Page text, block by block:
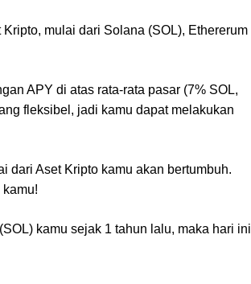
mulai dari Solana (SOL), Ethererum
APY di atas rata-rata pasar (7% SOL,
fleksibel, jadi kamu dapat melakukan
dari Aset Kripto kamu akan bertumbuh.
kamu sejak 1 tahun lalu, maka hari ini